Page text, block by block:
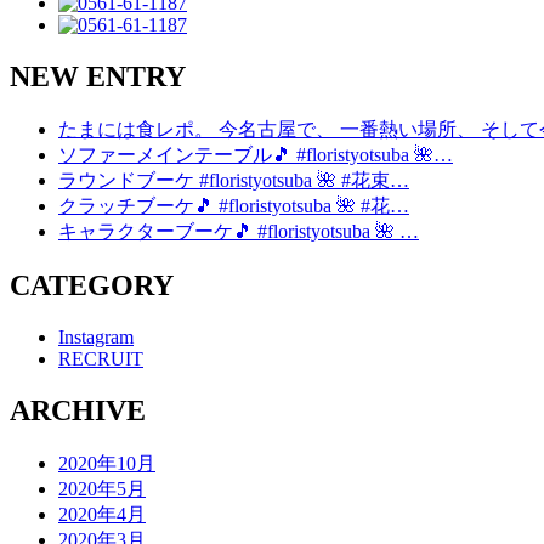
NEW ENTRY
たまには食レポ。 今名古屋で、 一番熱い場所、 そし
ソファーメインテーブル🎵 #floristyotsuba 🌺…
ラウンドブーケ #floristyotsuba 🌺 #花束…
クラッチブーケ🎵 #floristyotsuba 🌺 #花…
キャラクターブーケ🎵 #floristyotsuba 🌺 …
CATEGORY
Instagram
RECRUIT
ARCHIVE
2020年10月
2020年5月
2020年4月
2020年3月